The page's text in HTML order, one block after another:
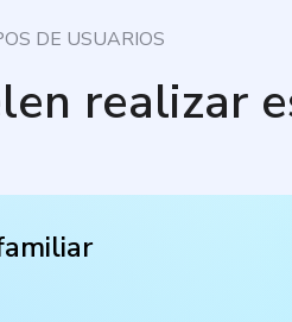
DE USUARIOS
realizar